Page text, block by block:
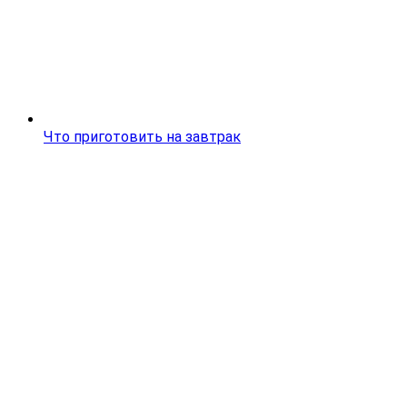
Что приготовить на завтрак